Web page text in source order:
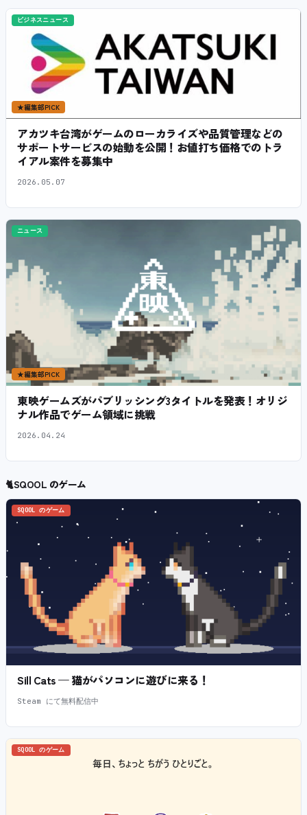
ビジネスニュース
★編集部PICK
アカツキ台湾がゲームのローカライズや品質管理などの
サポートサービスの始動を公開！お値打ち価格でのトラ
イアル案件を募集中
2026.05.07
ニュース
★編集部PICK
東映ゲームズがパブリッシング3タイトルを発表！オリジ
ナル作品でゲーム領域に挑戦
2026.04.24
🐈SQOOL のゲーム
SQOOL のゲーム
Sill Cats — 猫がパソコンに遊びに来る！
Steam にて無料配信中
SQOOL のゲーム